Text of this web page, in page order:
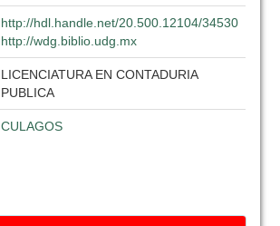
http://hdl.handle.net/20.500.12104/34530
http://wdg.biblio.udg.mx
LICENCIATURA EN CONTADURIA
PUBLICA
CULAGOS